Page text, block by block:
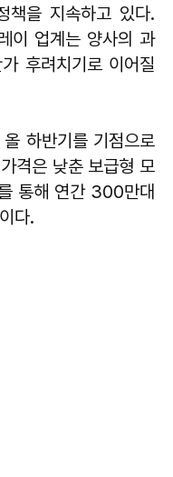
책을 지속하고 있다.
이 업계는 양사의 과
후려치기로 이어질
하반기를 기점으로
격은 낮춘 보급형 모
통해 연간 300만대
다.